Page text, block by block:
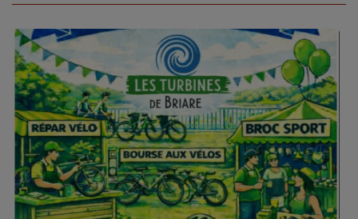
GIEN, SA FABULEUSE HISTOIRE
GRAFFITI CINÉMA
LES ASSOCIÉS DU JOUR
LA CHRONIQUE ENVIRONNEMENTALE
LA CHRONIQUE MUSICALE